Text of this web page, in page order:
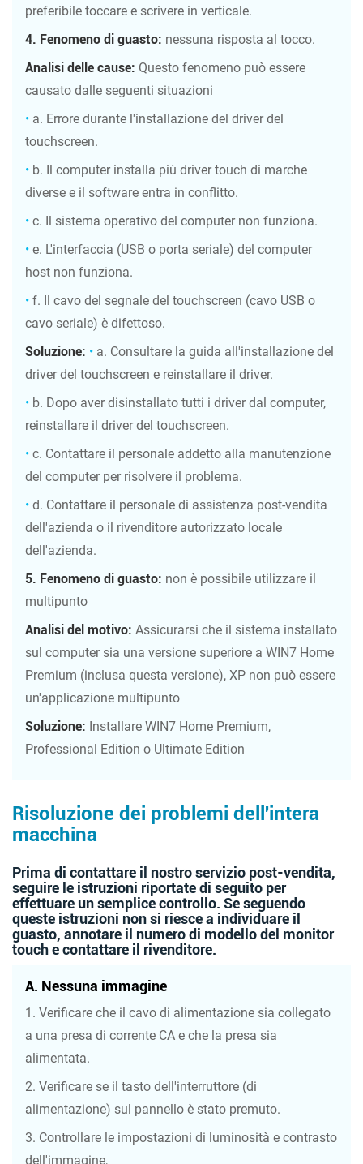
preferibile toccare e scrivere in verticale.
4. Fenomeno di guasto: nessuna risposta al tocco.
Analisi delle cause: Questo fenomeno può essere
causato dalle seguenti situazioni
• a. Errore durante l'installazione del driver del
touchscreen.
• b. Il computer installa più driver touch di marche
diverse e il software entra in conflitto.
• c. Il sistema operativo del computer non funziona.
• e. L'interfaccia (USB o porta seriale) del computer
host non funziona.
• f. Il cavo del segnale del touchscreen (cavo USB o
cavo seriale) è difettoso.
Soluzione: • a. Consultare la guida all'installazione del
driver del touchscreen e reinstallare il driver.
• b. Dopo aver disinstallato tutti i driver dal computer,
reinstallare il driver del touchscreen.
• c. Contattare il personale addetto alla manutenzione
del computer per risolvere il problema.
• d. Contattare il personale di assistenza post-vendita
dell'azienda o il rivenditore autorizzato locale
dell'azienda.
5. Fenomeno di guasto: non è possibile utilizzare il
multipunto
Analisi del motivo: Assicurarsi che il sistema installato
sul computer sia una versione superiore a WIN7 Home
Premium (inclusa questa versione), XP non può essere
un'applicazione multipunto
Soluzione: Installare WIN7 Home Premium,
Professional Edition o Ultimate Edition
Risoluzione dei problemi dell'intera
macchina
Prima di contattare il nostro servizio post-vendita,
seguire le istruzioni riportate di seguito per
effettuare un semplice controllo. Se seguendo
queste istruzioni non si riesce a individuare il
guasto, annotare il numero di modello del monitor
touch e contattare il rivenditore.
A. Nessuna immagine
1. Verificare che il cavo di alimentazione sia collegato
a una presa di corrente CA e che la presa sia
alimentata.
2. Verificare se il tasto dell'interruttore (di
alimentazione) sul pannello è stato premuto.
3. Controllare le impostazioni di luminosità e contrasto
dell'immagine,